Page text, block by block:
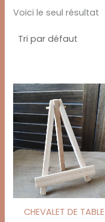
Voici le seul résultat
CHEVALET DE TABLE